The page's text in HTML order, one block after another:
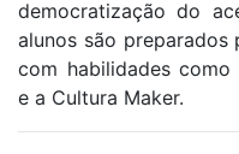
democratização do
alunos são preparados
com habilidades como
e a Cultura Maker.